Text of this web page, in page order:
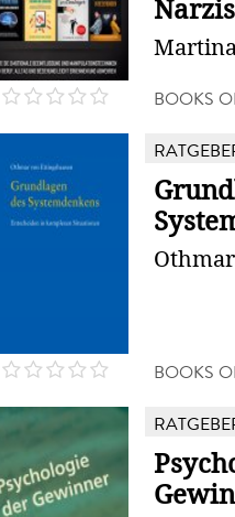
BOOKS
BOOKS